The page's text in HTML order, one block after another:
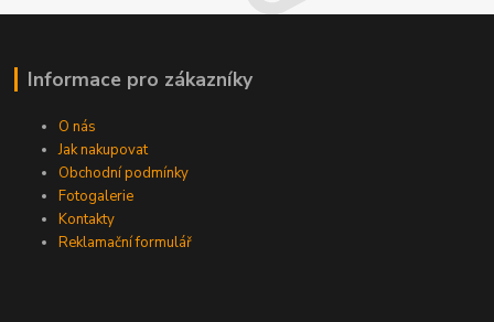
Informace pro zákazníky
O nás
Jak nakupovat
Obchodní podmínky
Fotogalerie
Kontakty
Reklamační formulář